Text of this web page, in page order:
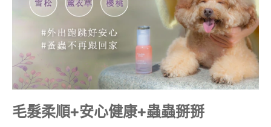
毛髮柔順+安心健康+蟲蟲掰掰